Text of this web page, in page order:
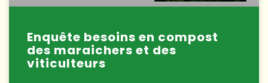
Enquête besoins en compost
des maraichers et des
viticulteurs